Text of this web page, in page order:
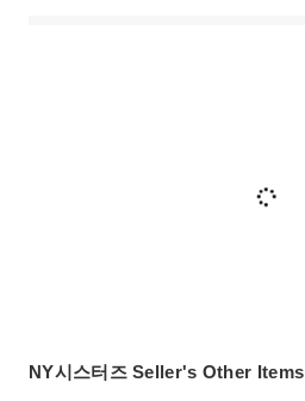
NY시스터즈 Seller's Other Items